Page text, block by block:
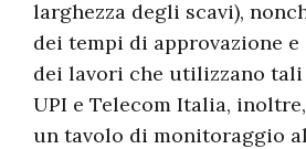
larghezza degli scavi),
dei tempi di approvazione
dei lavori che utilizzano
UPI e Telecom Italia,
un tavolo di monitoraggio